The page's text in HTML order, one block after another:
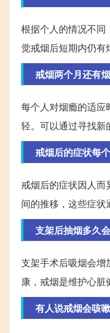
根据个人的情况不
觉戒烟后短期内仍有
戒烟两个月还有
每个人对烟瘾的适
轻。可以通过寻找新
戒烟后的症状每
戒烟后的症状因人
间的推移，这些症状
支架后抽烟多久
支架手术后吸烟会
康，戒烟是维护心脏
有人说戒烟会咳